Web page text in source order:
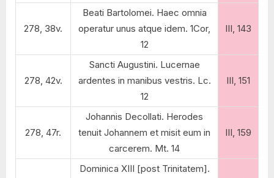
278, 38v.
Beati Bartolomei. Haec omnia
operatur unus atque idem. 1Cor,
12
III, 143
278, 42v.
Sancti Augustini. Lucernae
ardentes in manibus vestris. Lc.
12
III, 151
278, 47r.
Johannis Decollati. Herodes
tenuit Johannem et misit eum in
carcerem. Mt. 14
III, 159
Dominica XIII [post Trinitatem].